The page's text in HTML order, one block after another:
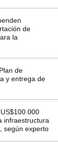
de
la
de
y entrega de
infraestructura
según experto